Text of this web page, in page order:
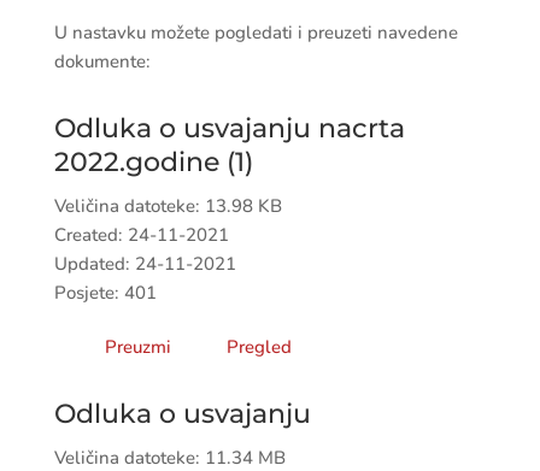
U nastavku možete pogledati i preuzeti navedene
dokumente:
Odluka o usvajanju nacrta
2022.godine (1)
Veličina datoteke: 13.98 KB
Created: 24-11-2021
Updated: 24-11-2021
Posjete: 401
Preuzmi Pregled
Odluka o usvajanju
Veličina datoteke: 11.34 MB